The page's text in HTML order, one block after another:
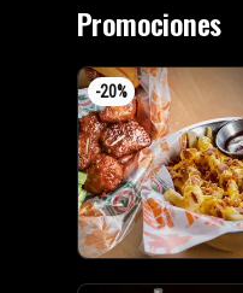
Promociones
-20%